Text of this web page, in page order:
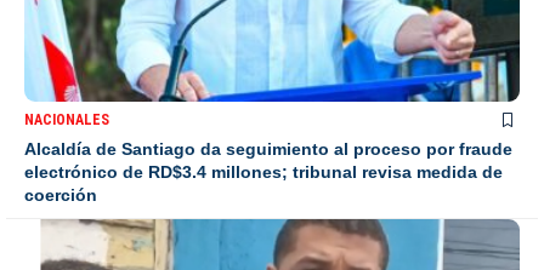
NACIONALES
Alcaldía de Santiago da seguimiento al proceso por fraude
electrónico de RD$3.4 millones; tribunal revisa medida de
coerción